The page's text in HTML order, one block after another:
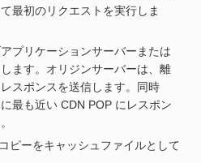
最初のリクエストを実行しま
プリケーションサーバーまたは
ます。オリジンサーバーは、離
スポンスを送信します。同時
最も近い CDN POP にレスポン
ピーをキャッシュファイルとして